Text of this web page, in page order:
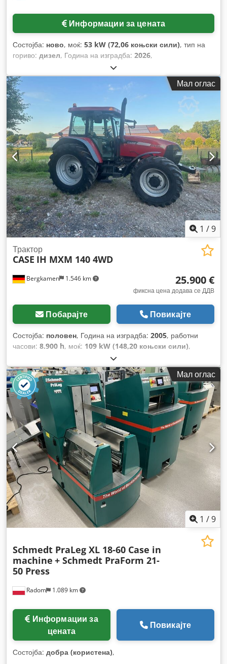
Информации за цената
Состојба: ново, моќ: 53 kW (72,06 коњски сили), тип на
гориво: дизел, Година на изградба: 2026,
Мал оглас
1 /9
Bergkamen 1.546 km
Трактор
CASE IH MXM 140 4WD
25.900 €
фиксна цена додава се ДДВ
Побарајте Повикајте
Состојба: половен, Година на изградба: 2005, работни
часови: 8.900 h, моќ: 109 kW (148,20 коњски сили),
ABS, кабина, клима уред, погон на сите тркала
Мал оглас
1 /9
Radom 1.089 km
Schmedt PraLeg XL 18-60 Case in
machine + Schmedt PraForm 21-
50 Press
цената
Повикајте
Состојба: добра (користена),